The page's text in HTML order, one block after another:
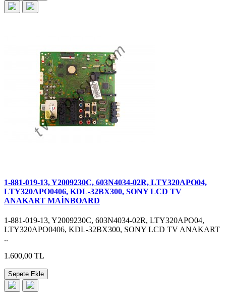
1-881-019-13, Y2009230C, 603N4034-02R, LTY320APO04,
LTY320APO0406, KDL-32BX300, SONY LCD TV
ANAKART MAİNBOARD
1-881-019-13, Y2009230C, 603N4034-02R, LTY320APO04,
LTY320APO0406, KDL-32BX300, SONY LCD TV ANAKART
..
1.600,00 TL
Sepete Ekle